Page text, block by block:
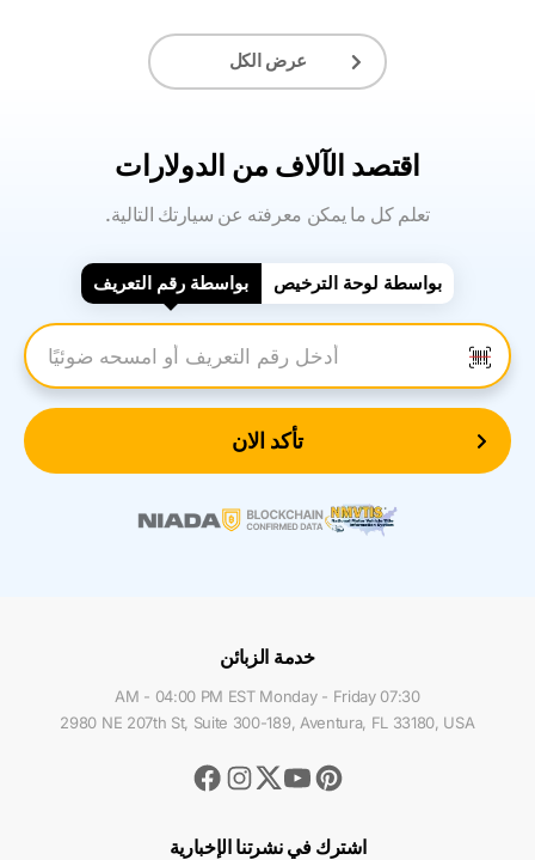
عرض الكل
اقتصد الآلاف من الدولارات
.تعلم كل ما يمكن معرفته عن سيارتك التالية
بواسطة رقم التعريف بواسطة لوحة الترخيص
أدخل رقم التعريف
تأكد الان
خدمة الزبائن
07:30 AM - 04:00 PM EST Monday - Friday
2980 NE 207th St, Suite 300-189, Aventura, FL 33180, USA
Facebook
Instagram
TwitterYoutubePinterest
اشترك في نشرتنا الإخبارية